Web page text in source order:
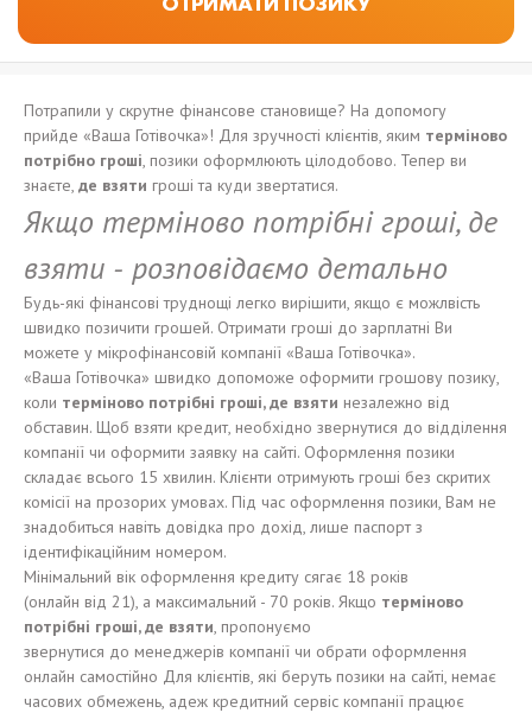
Потрапили у скрутне фінансове становище? На допомогу
прийде «Ваша Готівочка»! Для зручності клієнтів, яким терміново
потрібно гроші, позики оформлюють цілодобово. Тепер ви
знаєте, де взяти гроші та куди звертатися.
Якщо терміново потрібні гроші, де
взяти - розповідаємо детально
Будь-які фінансові труднощі легко вирішити, якщо є можлвість
швидко позичити грошей. Отримати гроші до зарплатні Ви
можете у мікрофінансовій компанії «Ваша Готівочка».
«Ваша Готівочка» швидко допоможе оформити грошову позику,
коли терміново потрібні гроші, де взяти незалежно від
обставин. Щоб взяти кредит, необхідно звернутися до відділення
компанії чи оформити заявку на сайті. Оформлення позики
складає всього 15 хвилин. Клієнти отримують гроші без скритих
комісії на прозорих умовах. Під час оформлення позики, Вам не
знадобиться навіть довідка про дохід, лише паспорт з
ідентифікаційним номером.
Мінімальний вік оформлення кредиту сягає 18 років
(онлайн від 21), а максимальний - 70 років. Якщо терміново
потрібні гроші, де взяти, пропонуємо
звернутися до менеджерів компанії чи обрати оформлення
онлайн самостійно Для клієнтів, які беруть позики на сайті, немає
часових обмежень, адеж кредитний сервіс компанії працює